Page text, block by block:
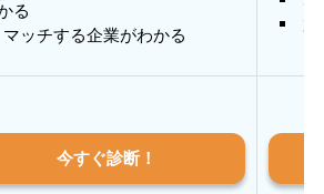
る
マッチする企業がわかる
質
今すぐ診断！